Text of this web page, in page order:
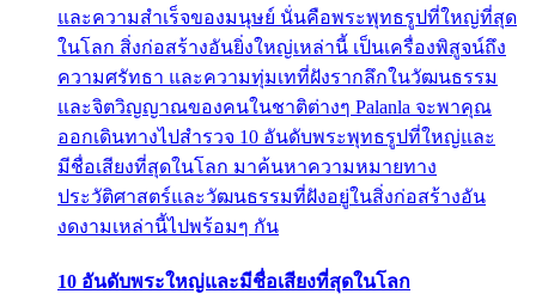
และความสำเร็จของมนุษย์ นั่นคือพระพุทธรูปที่ใหญ่ที่สุด
ในโลก สิ่งก่อสร้างอันยิ่งใหญ่เหล่านี้ เป็นเครื่องพิสูจน์ถึง
ความศรัทธา และความทุ่มเทที่ฝังรากลึกในวัฒนธรรม
และจิตวิญญาณของคนในชาติต่างๆ Palanla จะพาคุณ
ออกเดินทางไปสำรวจ 10 อันดับพระพุทธรูปที่ใหญ่และ
มีชื่อเสียงที่สุดในโลก มาค้นหาความหมายทาง
ประวัติศาสตร์และวัฒนธรรมที่ฝังอยู่ในสิ่งก่อสร้างอัน
งดงามเหล่านี้ไปพร้อมๆ กัน
10 อันดับพระใหญ่และมีชื่อเสียงที่สุดในโลก